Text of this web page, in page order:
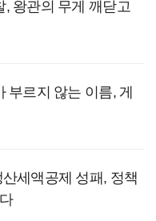
, 왕관의 무게 깨닫고
부르지 않는 이름, 게
세액공제 성패, 정책